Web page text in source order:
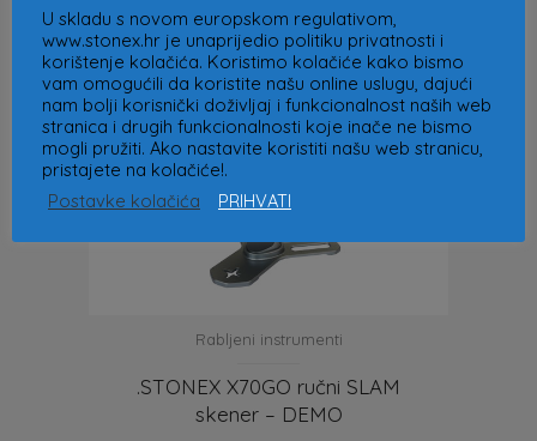
Rabljeni instrumenti
.STONEX X70GO ručni SLAM
skener – DEMO
U skladu s novom europskom regulativom,
www.stonex.hr je unaprijedio politiku privatnosti i
korištenje kolačića. Koristimo kolačiće kako bismo
vam omogućili da koristite našu online uslugu, dajući
nam bolji korisnički doživljaj i funkcionalnost naših web
stranica i drugih funkcionalnosti koje inače ne bismo
mogli pružiti. Ako nastavite koristiti našu web stranicu,
pristajete na kolačiće!.
Postavke kolačića
PRIHVATI